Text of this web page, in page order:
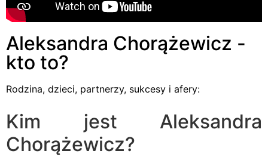
Aleksandra Chorążewicz -
kto to?
Rodzina, dzieci, partnerzy, sukcesy i afery:
Kim jest Aleksandra
Chorążewicz?